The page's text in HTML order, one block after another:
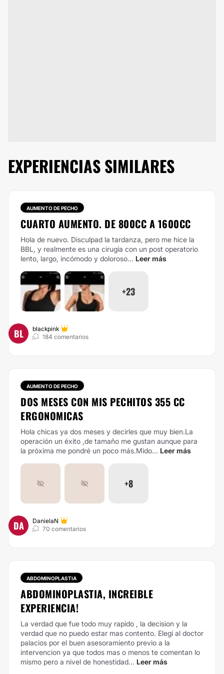
EXPERIENCIAS SIMILARES
AUMENTO DE PECHO
CUARTO AUMENTO. DE 800CC A 1600CC
Hola de nuevo. Disculpad la tardanza, pero me hice la
BBL, y realmente es una cirugía con un post operatorio
lento, largo, incómodo y doloroso... Leer más
+23
BL
blackpink
184 comentarios
AUMENTO DE PECHO
DOS MESES CON MIS PECHITOS 355 CC
ERGONOMICAS
Hola chicas ya dos meses y decirles que muy bien.La
operación un éxito ,de tamaño me gustan aunque para
la próxima me pondré un poco más.Mido... Leer más
+8
DA
DanielaN
70 comentarios
ABDOMINOPLASTIA
ABDOMINOPLASTIA, INCREIBLE
EXPERIENCIA!
La verdad que fue todo muy rapido , la decision y la
verdad que no puedo estar mas contento. Elegi al doctor
palacios por el buen asesoramiento previo a la
intervencion ya que todos mas o menos te comentan lo
mismo pero a nivel de honestidad... Leer más